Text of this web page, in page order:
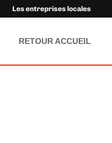
Les entreprises locales
RETOUR ACCUEIL